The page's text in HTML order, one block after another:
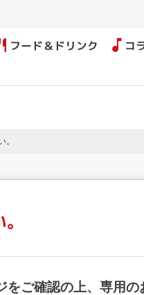
フード＆ドリンク コ
。
ご確認の上、専用の